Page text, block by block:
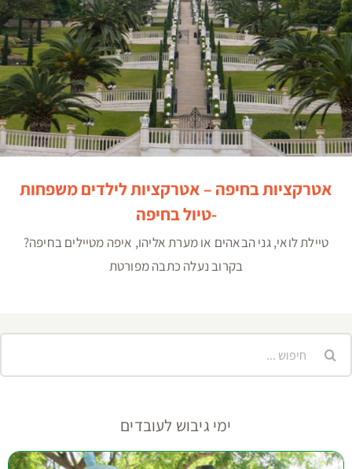
אטרקציות בחיפה – אטרקציות לילדים משפחות -טיול
בחיפה
אטרקציות בחיפה – אטרקציות לילדים משפחות
-טיול בחיפה
טיילת לואי, גני הבאהים או מערת אליהו, איפה מטיילים בחיפה?
בקרוב נעלה כתבה מפורטת
ימי גיבוש לעובדים